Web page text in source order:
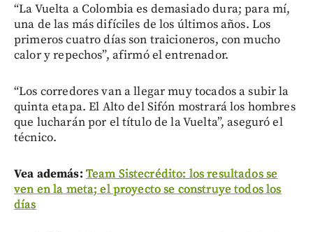
“La Vuelta a Colombia es demasiado dura; para mí,
una de las más difíciles de los últimos años. Los
primeros cuatro días son traicioneros, con mucho
calor y repechos”, afirmó el entrenador.
“Los corredores van a llegar muy tocados a subir la
quinta etapa. El Alto del Sifón mostrará los hombres
que lucharán por el título de la Vuelta”, aseguró el
técnico.
Vea además: Team Sistecrédito: los resultados se
ven en la meta; el proyecto se construye todos los
días